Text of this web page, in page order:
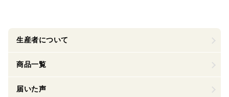
生産者について
商品一覧
届いた声